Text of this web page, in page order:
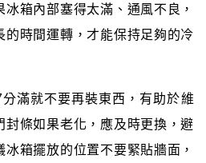
箱內部塞得太滿、通風不良，
的時間運轉，才能保持足夠的冷
滿就不要再裝東西，有助於維
封條如果老化，應及時更換，避
箱擺放的位置不要緊貼牆面，